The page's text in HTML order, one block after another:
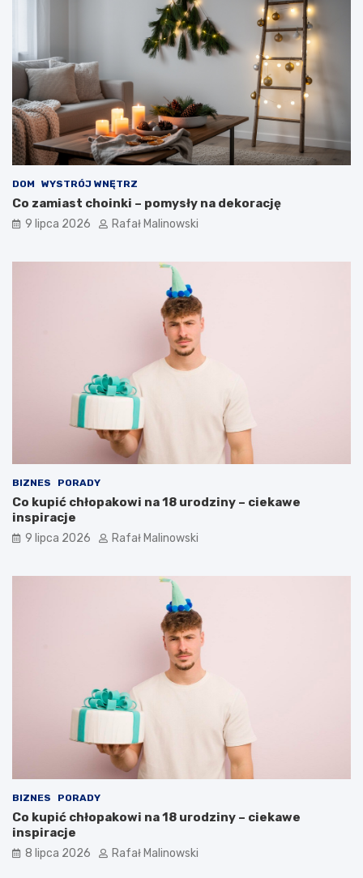
DOM WYSTRÓJ WNĘTRZ
Co zamiast choinki – pomysły na dekorację
9 lipca 2026 Rafał Malinowski
BIZNES PORADY
Co kupić chłopakowi na 18 urodziny – ciekawe
inspiracje
9 lipca 2026 Rafał Malinowski
BIZNES PORADY
Co kupić chłopakowi na 18 urodziny – ciekawe
inspiracje
8 lipca 2026 Rafał Malinowski